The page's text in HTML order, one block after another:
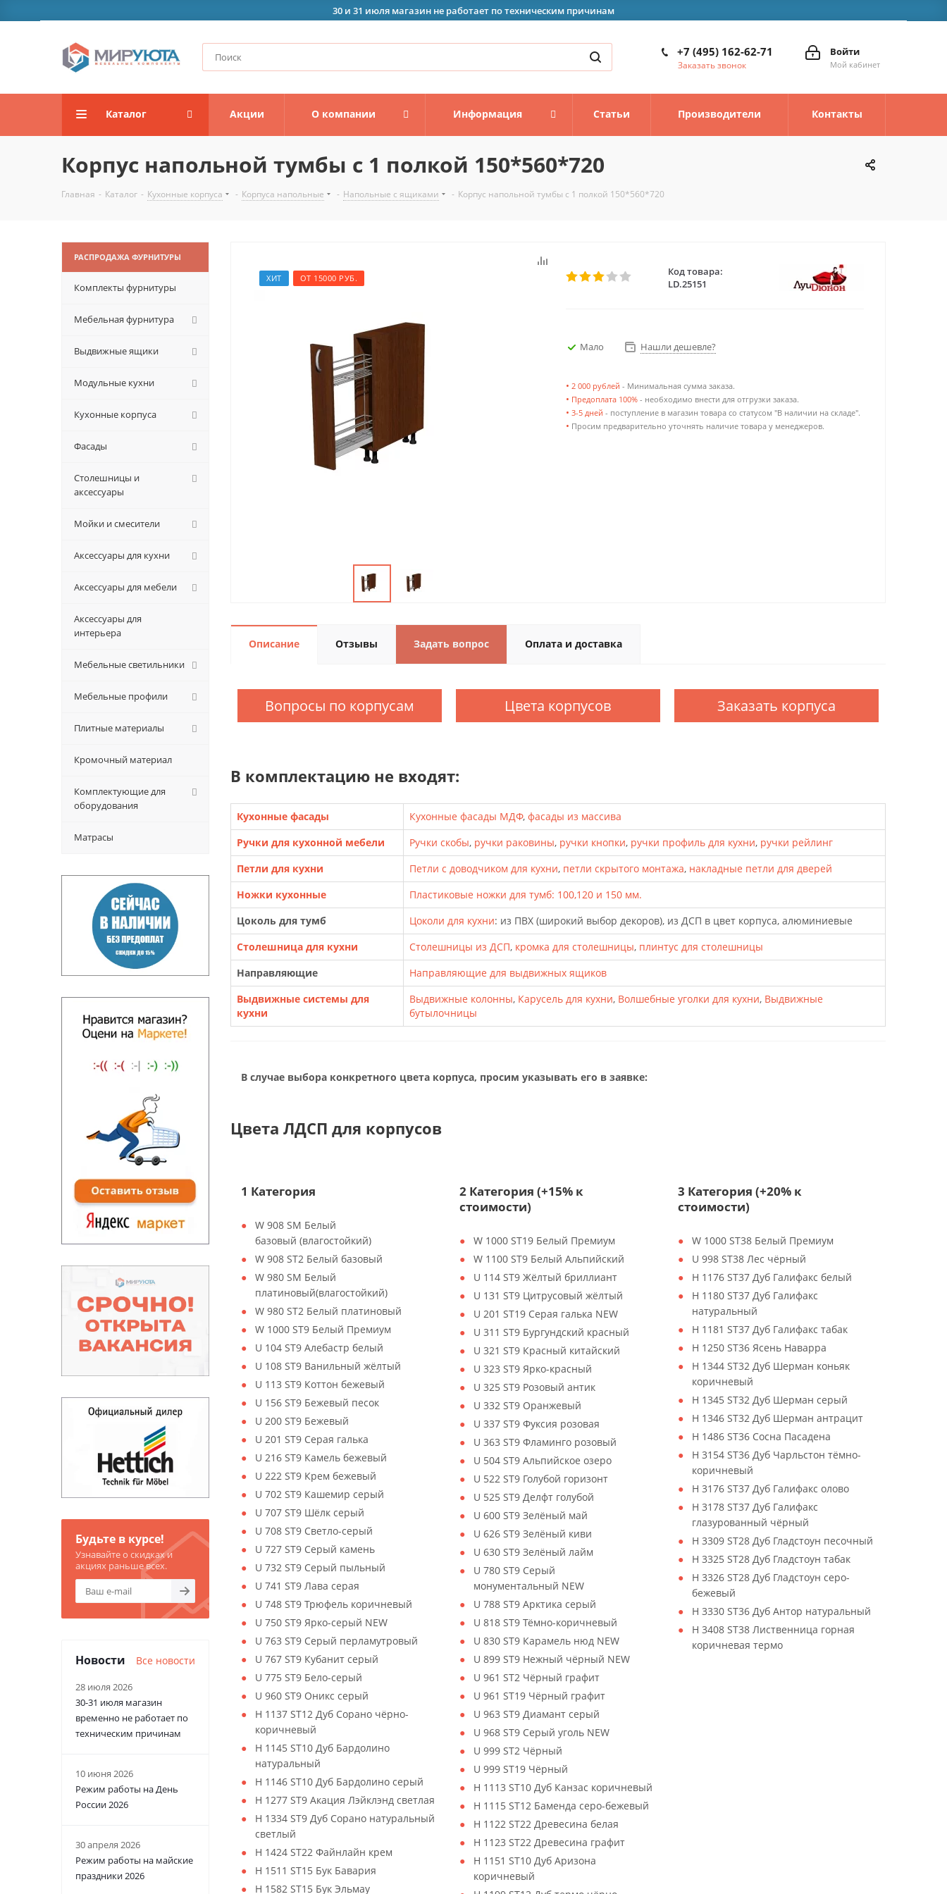
30 и 31 июля магазин не работает по техническим причинам
Войти
Мой кабинет
+7 (495) 162-62-71
Заказать звонок
Каталог Акции О компании Информация Статьи Производители Контакты
Корпус напольной тумбы с 1 полкой 150*560*720
Главная - Каталог - Кухонные корпуса - Корпуса напольные - Напольные с ящиками - Корпус напольной тумбы с 1 полкой 150*560*720
ХИТ ОТ 15000 РУБ.
Код товара:
LD.25151
Мало Нашли дешевле?
• 2 000 рублей - Минимальная сумма заказа.
• Предоплата 100% - необходимо внести для отгрузки заказа.
• 3-5 дней - поступление в магазин товара со статусом "В наличии на складе".
• Просим предварительно уточнять наличие товара у менеджеров.
Описание Отзывы Задать вопрос Оплата и доставка
Вопросы по корпусам Цвета корпусов Заказать корпуса
В комплектацию не входят:
Кухонные фасады Кухонные фасады МДФ, фасады из массива
Ручки для кухонной мебели
Ручки скобы, ручки раковины, ручки кнопки, ручки профиль для кухни, ручки рейлинг
Петли для кухни
Петли с доводчиком для кухни, петли скрытого монтажа, накладные петли для дверей
Ножки кухонные
Пластиковые ножки для тумб: 100,120 и 150 мм.
Цоколь для тумб
Цоколи для кухни: из ПВХ (широкий выбор декоров), из ДСП в цвет корпуса, алюминиевые
Столешница для кухни
Столешницы из ДСП, кромка для столешницы, плинтус для столешницы
Направляющие
Направляющие для выдвижных ящиков
Выдвижные системы для
кухни
Выдвижные колонны, Карусель для кухни, Волшебные уголки для кухни, Выдвижные
бутылочницы
В случае выбора конкретного цвета корпуса, просим указывать его в заявке:
Цвета ЛДСП для корпусов
1 Категория
W 908 SM Белый
базовый (влагостойкий)
W 908 ST2 Белый базовый
W 980 SM Белый
платиновый(влагостойкий)
W 980 ST2 Белый платиновый
W 1000 ST9 Белый Премиум
U 104 ST9 Алебастр белый
U 108 ST9 Ванильный жёлтый
U 113 ST9 Коттон бежевый
U 156 ST9 Бежевый песок
U 200 ST9 Бежевый
U 201 ST9 Серая галька
U 216 ST9 Камель бежевый
U 222 ST9 Крем бежевый
U 702 ST9 Кашемир серый
U 707 ST9 Шёлк серый
U 708 ST9 Светло-серый
U 727 ST9 Серый камень
U 732 ST9 Серый пыльный
U 741 ST9 Лава серая
U 748 ST9 Трюфель коричневый
U 750 ST9 Ярко-серый NEW
U 763 ST9 Серый перламутровый
U 767 ST9 Кубанит серый
U 775 ST9 Бело-серый
U 960 ST9 Оникс серый
H 1137 ST12 Дуб Сорано чёрно-
коричневый
H 1145 ST10 Дуб Бардолино
натуральный
H 1146 ST10 Дуб Бардолино серый
H 1277 ST9 Акация Лэйклэнд светлая
H 1334 ST9 Дуб Сорано натуральный
светлый
H 1424 ST22 Файнлайн крем
H 1511 ST15 Бук Бавария
H 1582 ST15 Бук Эльмау
2 Категория (+15% к
стоимости)
W 1000 ST19 Белый Премиум
W 1100 ST9 Белый Альпийский
U 114 ST9 Жёлтый бриллиант
U 131 ST9 Цитрусовый жёлтый
U 201 ST19 Серая галька NEW
U 311 ST9 Бургундский красный
U 321 ST9 Красный китайский
U 323 ST9 Ярко-красный
U 325 ST9 Розовый антик
U 332 ST9 Оранжевый
U 337 ST9 Фуксия розовая
U 363 ST9 Фламинго розовый
U 504 ST9 Альпийское озеро
U 522 ST9 Голубой горизонт
U 525 ST9 Делфт голубой
U 600 ST9 Зелёный май
U 626 ST9 Зелёный киви
U 630 ST9 Зелёный лайм
U 780 ST9 Серый
монументальный NEW
U 788 ST9 Арктика серый
U 818 ST9 Тёмно-коричневый
U 830 ST9 Карамель нюд NEW
U 899 ST9 Нежный чёрный NEW
U 961 ST2 Чёрный графит
U 961 ST19 Чёрный графит
U 963 ST9 Диамант серый
U 968 ST9 Серый уголь NEW
U 999 ST2 Чёрный
U 999 ST19 Чёрный
H 1113 ST10 Дуб Канзас коричневый
H 1115 ST12 Баменда серо-бежевый
H 1122 ST22 Древесина белая
H 1123 ST22 Древесина графит
H 1151 ST10 Дуб Аризона
коричневый
3 Категория (+20% к
стоимости)
W 1000 ST38 Белый Премиум
U 998 ST38 Лес чёрный
H 1176 ST37 Дуб Галифакс белый
H 1180 ST37 Дуб Галифакс
натуральный
H 1181 ST37 Дуб Галифакс табак
H 1250 ST36 Ясень Наварра
H 1344 ST32 Дуб Шерман коньяк
коричневый
H 1345 ST32 Дуб Шерман серый
H 1346 ST32 Дуб Шерман антрацит
H 1486 ST36 Сосна Пасадена
H 3154 ST36 Дуб Чарльстон тёмно-
коричневый
H 3176 ST37 Дуб Галифакс олово
H 3178 ST37 Дуб Галифакс
глазурованный чёрный
H 3309 ST28 Дуб Гладстоун песочный
H 3325 ST28 Дуб Гладстоун табак
H 3326 ST28 Дуб Гладстоун серо-
бежевый
H 3330 ST36 Дуб Антор натуральный
H 3408 ST38 Лиственница горная
коричневая термо
РАСПРОДАЖА ФУРНИТУРЫ
Комплекты фурнитуры
Мебельная фурнитура
Выдвижные ящики
Модульные кухни
Кухонные корпуса
Фасады
Столешницы и
аксессуары
Мойки и смесители
Аксессуары для кухни
Аксессуары для мебели
Аксессуары для
интерьера
Мебельные светильники
Мебельные профили
Плитные материалы
Кромочный материал
Комплектующие для
оборудования
Матрасы
Будьте в курсе!
Узнавайте о скидках и
акциях раньше всех.
Новости Все новости
28 июля 2026
30-31 июля магазин
временно не работает по
техническим причинам
10 июня 2026
Режим работы на День
России 2026
30 апреля 2026
Режим работы на майские
праздники 2026